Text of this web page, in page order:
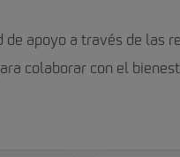
apoyo a través de las
colaborar con el